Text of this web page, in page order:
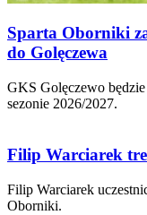
Sparta Oborniki
do Golęczewa
GKS Golęczewo
sezonie 2026/2027.
Filip Warciarek
Filip Warciarek
Oborniki.